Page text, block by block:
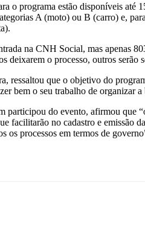
o programa estão disponíveis
A (moto) ou B (carro) e,
na CNH Social, mas apenas
deixarem o processo, outros serão
que o objetivo do
bem o seu trabalho de organizar
participou do evento, afirmou que
facilitarão no cadastro e emissão
os processos em termos de